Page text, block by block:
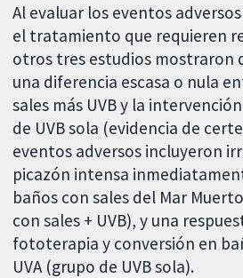
Al evaluar los eventos
el tratamiento que requieren
otros tres estudios mostraron
una diferencia escasa o nula
sales más UVB y la
de UVB sola (evidencia de
eventos adversos incluyeron
picazón intensa
baños con sales del Mar
con sales + UVB), y una
fototerapia y conversión en
UVA (grupo de UVB sola).